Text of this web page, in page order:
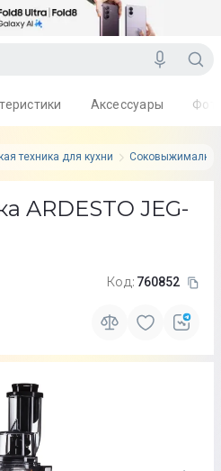
техника для кухни Соковыжималки
Аксессуары
ARDESTO JEG-
Код: 760852